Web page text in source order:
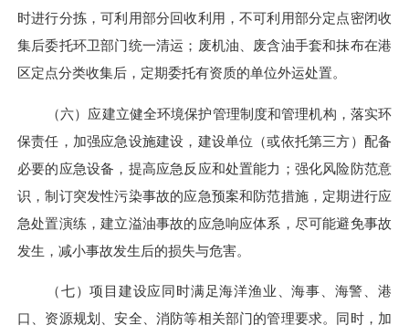
时进行分拣，可利用部分回收利用，不可利用部分定点密闭收
集后委托环卫部门统一清运 ；废机油、废含油手套和抹布在港
区定点分类收集后 ， 定期委托有资质的单位外运处置。
（六） 应建立健全环境保护管理制度和管理机构，落实环
保责任，加强应急设施建设，建设单位（或依托第三方）配备
必要的应急设备，提高应急反应和处置能力；强化风险防范意
识，制订突发性污染事故的应急预案和防范措施 ，定期进行应
急处置演练，建立溢油事故的应急响应体系，尽可能避免事故
发生，减小事故发生后的损失与危害。
（七）项目建设应同时满足海洋渔业 、海事、 海警、港
口、 资源规划、安全、消防等相关部门的管理要求。同时，加